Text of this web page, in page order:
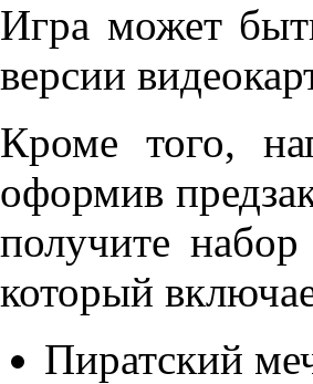
Игра может
версии
Кроме того,
оформив
получите
который
Пиратский